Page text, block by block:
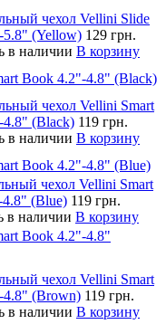
чехол Vellini Slide
(Yellow) 129 грн.
в наличии В корзину
Book 4.2"-4.8" (Black)
чехол Vellini Smart
(Black) 119 грн.
в наличии В корзину
Book 4.2"-4.8" (Blue)
чехол Vellini Smart
(Blue) 119 грн.
в наличии В корзину
Book 4.2"-4.8"
чехол Vellini Smart
4.8" (Brown) 119 грн.
в наличии В корзину